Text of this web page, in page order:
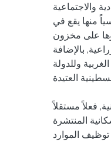
والاجتماعية
منها يقع في
على مخزون
بالإضافة
وللدولة
العتيدة.
فعلاً مستقلاً
المنتشرة
الموارد